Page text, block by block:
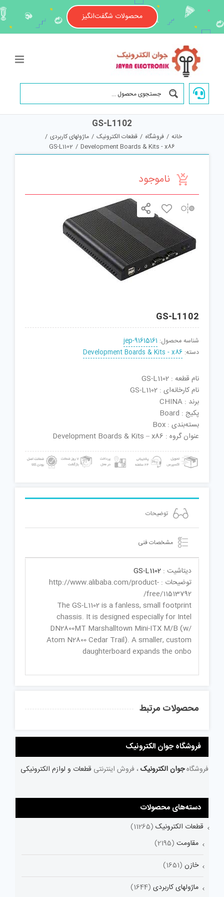
content
محصولات شگفت‌انگیز
GS-L1102
خانه / فروشگاه / قطعات الکترونیک / ماژولهای کاربردی /
Development Boards & Kits - x86
/
GS-L1102
ناموجود
GS-L1102
شناسه محصول: jep-91615161
دسته: Development Boards & Kits - x86
نام قطعه : GS-L1102
نام کارخانه‌ای : GS-L1102
برند : CHINA
پکیج : Board
بسته‌بندی : Box
عنوان گروه : Development Boards & Kits – x86
توضیحات
مشخصات فنی
دیتاشیت : GS-L1102
توضیحات : http://www.alibaba.com/product-
free/11513792/
The GS-L1102 is a fanless, small footprint
chassis. It is designed especially for Intel
DN2800MT Marshalltown Mini-ITX M/B (w/
Atom N2800 Cedar Trail). A smaller, custom
daughterboard expands the onbo
محصولات مرتبط
فروشگاه جوان الکترونیک
فروشگاهجوان الکترونیک ، فروش اینترنتی قطعات و لوازم الکترونیکی
دسته‌های محصولات
قطعات الکترونیک (11265)
مقاومت (2195)
خازن (1651)
ماژولهای کاربردی (1644)